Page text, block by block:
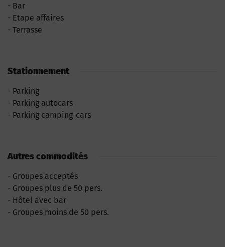
Bar
Etape affaires
Terrasse
Stationnement
Parking
Parking autocars
Parking camping-cars
Autres commodités
Groupes acceptés
Groupes plus de 50 pers.
Hôtel avec bar
Groupes moins de 50 pers.